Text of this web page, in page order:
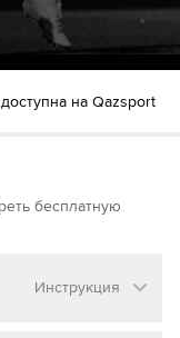
на Qazsport
бесплатную
Инструкция